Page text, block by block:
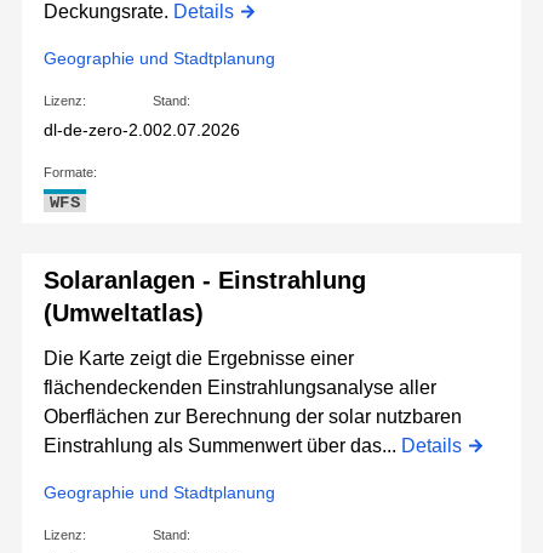
Deckungsrate. Details
Geographie und Stadtplanung
Lizenz:
dl-de-zero-2.0
Stand:
02.07.2026
Formate:
WFS
Solaranlagen - Einstrahlung
(Umweltatlas)
Die Karte zeigt die Ergebnisse einer
flächendeckenden Einstrahlungsanalyse aller
Oberflächen zur Berechnung der solar nutzbaren
Einstrahlung als Summenwert über das... Details
Geographie und Stadtplanung
Lizenz: Stand: